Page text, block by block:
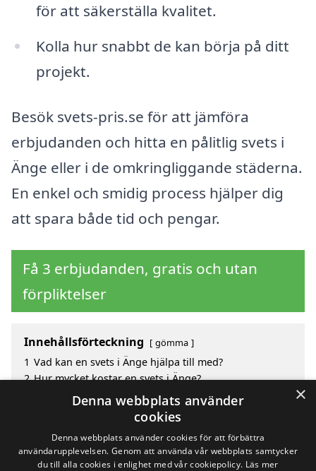
för att säkerställa kvalitet.
Kolla hur snabbt de kan börja på ditt
projekt.
Besök svets-pris.se för att jämföra
erbjudanden och hitta en pålitlig svets i
Änge eller i de omkringliggande städerna.
En enkel och smidig process hjälper dig
att spara både tid och pengar.
Få 3 erbjudanden, gratis och utan
förpliktelser
Innehållsförteckning gömma
1 Vad kan en svets i Änge hjälpa till med?
2 Hur mycket kostar en svets i Änge?
Fördelar med att välja svets i Änge
Sök efter en skicklig svets i de omgivande städerna
×
Denna webbplats använder
cookies
Denna webbplats använder cookies för att förbättra
användarupplevelsen. Genom att använda vår webbplats samtycker
du till alla cookies i enlighet med vår cookiepolicy. Läs mer